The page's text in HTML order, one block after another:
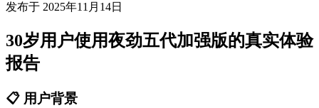
发布于 2025年11月14日
30岁用户使用夜劲五代加强版的真实体验
报告
📋 用户背景